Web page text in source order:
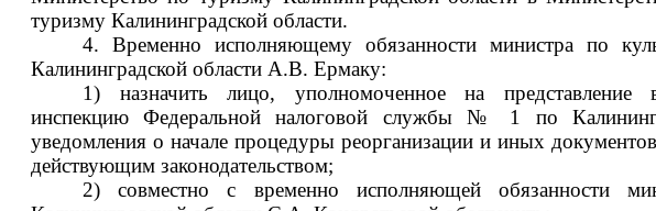
туризму Калининградской области.
4. Временно исполняющему обязанности министра по
Калининградской области А.В. Ермаку:
1) назначить лицо, уполномоченное на
инспекцию Федеральной налоговой службы № 1 по
уведомления о начале процедуры реорганизации и иных
действующим законодательством;
2) совместно с временно исполняющей обязанности